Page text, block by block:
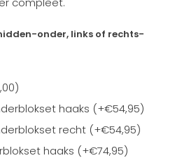
onder, links of rechts-
haaks (+€54,95)
recht (+€54,95)
haaks (+€74,95)